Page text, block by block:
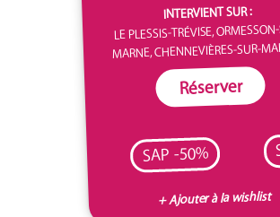
INTERVIENT SUR :
LE PLESSIS-TRÉVISE,
MARNE, CHENNEVIÈRES-SUR-
Réserver
SAP -50%
+ Ajouter à la wishlist